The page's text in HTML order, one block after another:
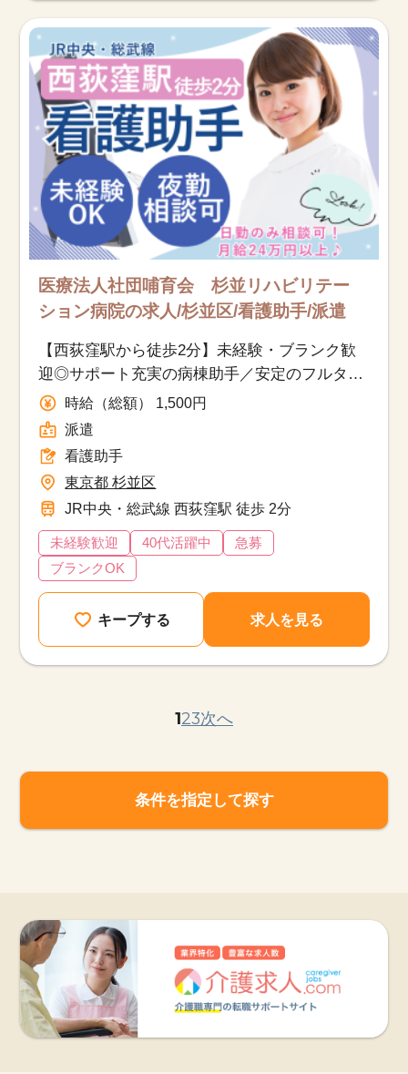
医療法人社団哺育会 杉並リハビリテー
ション病院の求人/杉並区/看護助手/派遣
【西荻窪駅から徒歩2分】未経験・ブランク歓
迎◎サポート充実の病棟助手／安定のフルタイ
ム派遣！時給（総額） 1,500円
派遣
看護助手
東京都 杉並区
JR中央・総武線 西荻窪駅 徒歩 2分
未経験歓迎 40代活躍中
急募
ブランクOK
キープする 求人を見る
123次へ
条件を指定して探す